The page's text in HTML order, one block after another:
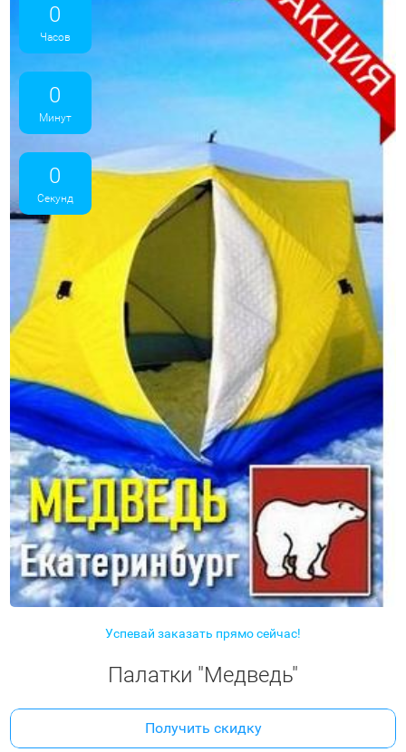
0
Часов
0
Минут
0
Секунд
Успевай заказать прямо сейчас!
Палатки "Медведь"
Получить скидку